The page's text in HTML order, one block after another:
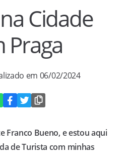
Cidade
Praga
em 06/02/2024
Franco Bueno, e estou aqui
de Turista com minhas